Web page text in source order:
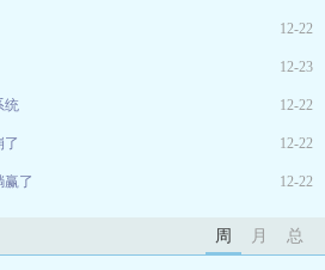
12-22
12-23
统 12-22
了 12-22
赢了 12-22
周 月 总